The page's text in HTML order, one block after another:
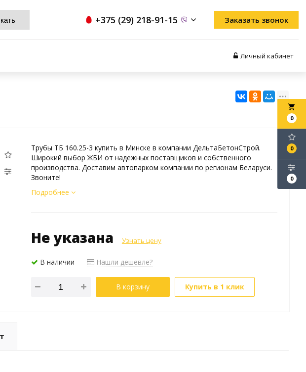
+375 (29) 218-91-15 Заказать звонок
Личный кабинет
local_grocery_store
0
0
0
Трубы ТБ 160.25-3 купить в Минске в компании ДельтаБетонСтрой.
Широкий выбор ЖБИ от надежных поставщиков и собственного
производства. Доставим автопарком компании по регионам Беларуси.
Звоните!
Подробнее
Не указана Узнать цену
В наличии Нашли дешевле?
В корзину Купить в 1 клик